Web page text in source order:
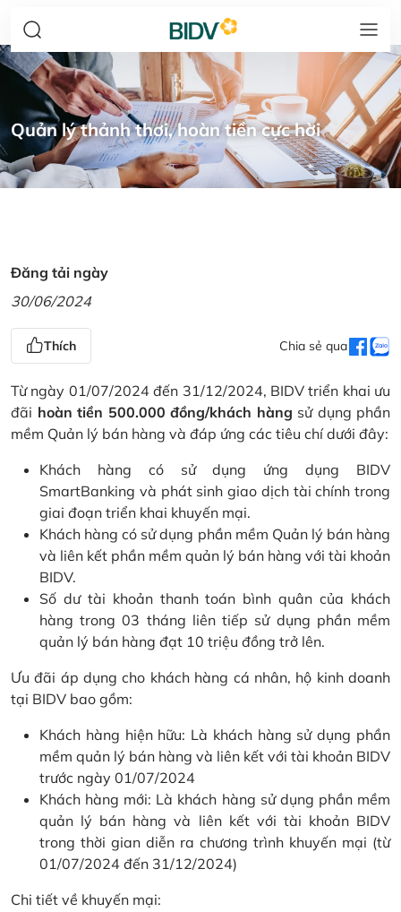
Quản lý thảnh thơi, hoàn tiền cực hời
Đăng tải ngày
30/06/2024
Thích Chia sẻ qua
Từ ngày 01/07/2024 đến 31/12/2024, BIDV triển khai ưu
đãi hoàn tiền 500.000 đồng/khách hàng sử dụng phần
mềm Quản lý bán hàng và đáp ứng các tiêu chí dưới đây:
Khách hàng có sử dụng ứng dụng BIDV
SmartBanking và phát sinh giao dịch tài chính trong
giai đoạn triển khai khuyến mại.
Khách hàng có sử dụng phần mềm Quản lý bán hàng
và liên kết phần mềm quản lý bán hàng với tài khoản
BIDV.
Số dư tài khoản thanh toán bình quân của khách
hàng trong 03 tháng liên tiếp sử dụng phần mềm
quản lý bán hàng đạt 10 triệu đồng trở lên.
Ưu đãi áp dụng cho khách hàng cá nhân, hộ kinh doanh
tại BIDV bao gồm:
Khách hàng hiện hữu: Là khách hàng sử dụng phần
mềm quản lý bán hàng và liên kết với tài khoản BIDV
trước ngày 01/07/2024
Khách hàng mới: Là khách hàng sử dụng phần mềm
quản lý bán hàng và liên kết với tài khoản BIDV
trong thời gian diễn ra chương trình khuyến mại (từ
01/07/2024 đến 31/12/2024)
Chi tiết về khuyến mại: